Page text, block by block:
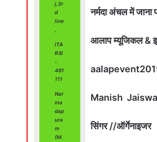
j,3r
d
line
ITA
RSI
-
461
111
Nar
ma
dap
ura
m
(M.
नर्मदा अंचल में जाना
आलाप म्यूजिकल &
Manish
सिंगर //ऑर्गेनाइजर